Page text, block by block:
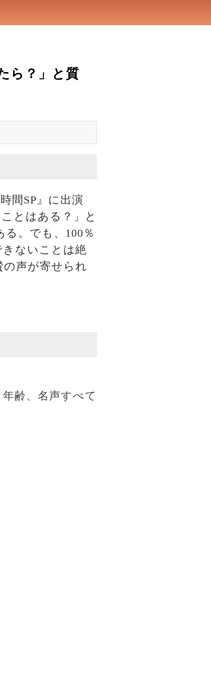
ら？」と質
間SP』に出演
とはある？」と
。でも、100％
ないことは絶
声が寄せられ
齢、名声すべて